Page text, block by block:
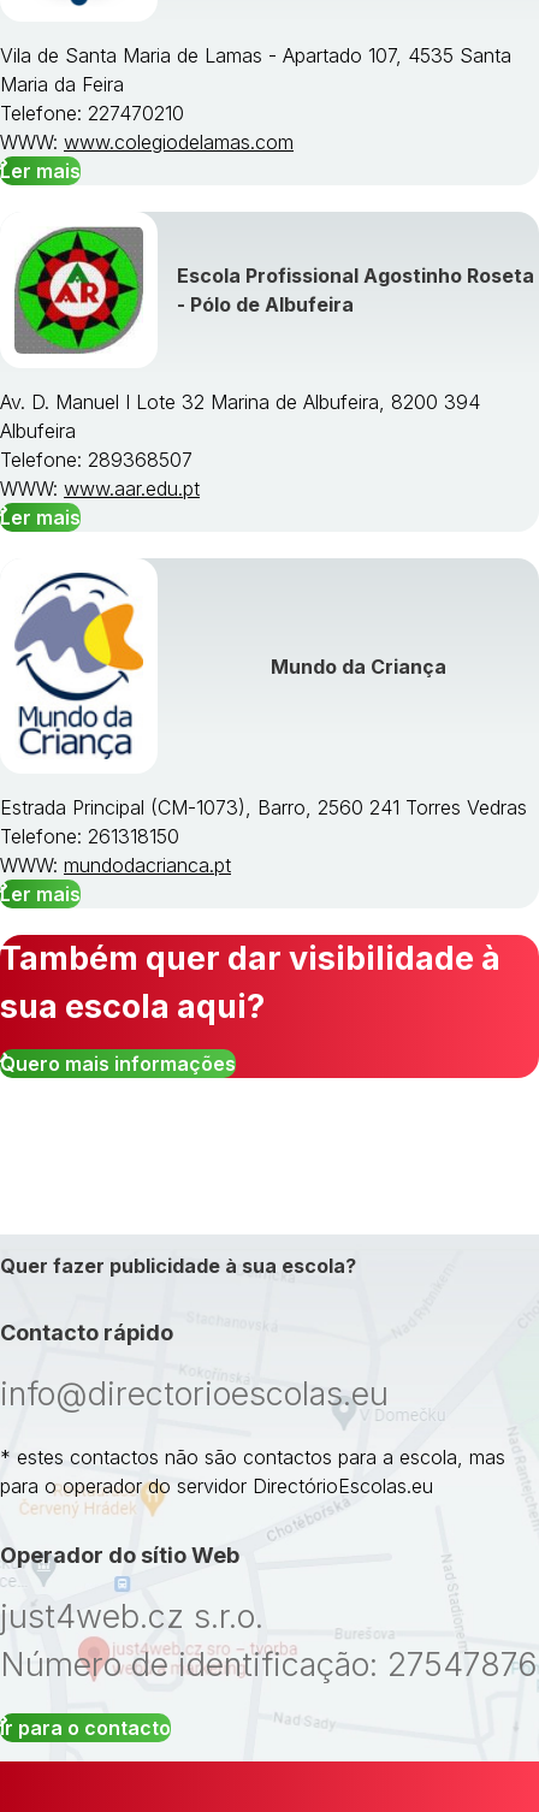
Vila de Santa Maria de Lamas - Apartado 107, 4535 Santa
Maria da Feira
Telefone: 227470210
WWW: www.colegiodelamas.com
Ler mais
Escola Profissional Agostinho Roseta
- Pólo de Albufeira
Av. D. Manuel I Lote 32 Marina de Albufeira, 8200 394
Albufeira
Telefone: 289368507
WWW: www.aar.edu.pt
Ler mais
Mundo da Criança
Estrada Principal (CM-1073), Barro, 2560 241 Torres Vedras
Telefone: 261318150
WWW: mundodacrianca.pt
Ler mais
Também quer dar visibilidade à
sua escola aqui?
Quero mais informações
Quer fazer publicidade à sua escola?
Contacto rápido
info@directorioescolas.eu
* estes contactos não são contactos para a escola, mas
para o operador do servidor DirectórioEscolas.eu
Operador do sítio Web
just4web.cz s.r.o.
Número de identificação: 27547876
Ir para o contacto